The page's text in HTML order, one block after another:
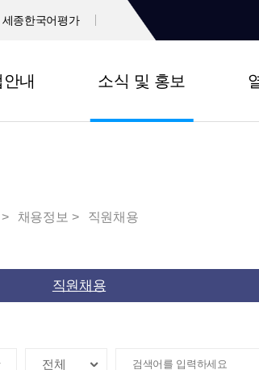
세종한국어평가
내 소식 및 홍보
채용정보 직원채용
직원채용